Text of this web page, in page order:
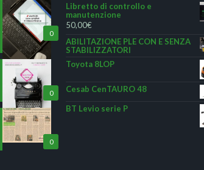
0
0
0
Libretto di controllo e
manutenzione
50,00€
ABILITAZIONE PLE CON E SENZA
STABILIZZATORI
Toyota 8LOP
Cesab CenTAURO 48
BT Levio serie P